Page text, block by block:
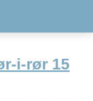
i-rør 15